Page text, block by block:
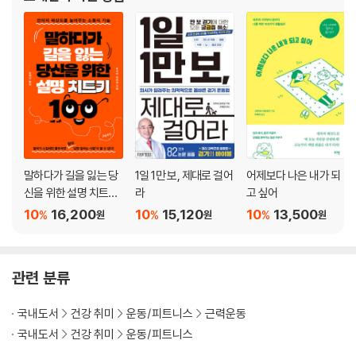
3대 트레이닝 - 데드리프트 편 2: 데드리프트의 효과를 극대화하는 리프
팅 자세
운동 후: 정리 운동은 아무런 의미가 없다?
3. 과학적으로 올바른 단백질 섭취 방법
왜 근육 트레이닝에는 단백질이 필요할까?
단백질은 근육 트레이닝 후 24시간 안에 섭취하자
가장 질 좋은 단백질은 고기, 달걀, 우유, 콩에 들어 있다
최적의 단백질 섭취량은 나이, 몸무게, 운동에 따라 다르다
단백질 보충제의 효과를 뒷받침하는 과학적 근거
단백질과 탄수화물의 조합은 의미가 없다?
무지방우유 대신 지방이 담긴 전유를 고르자
달걀은 노른자까지 통째로 먹어라
말하다가 길을 잃는 당
신을 위한 설명 치트키
100
16,200원
10%
1일 1만 보, 제대로 걸어
라
15,120원
10%
어제보다 나은 내가 되
고 싶어
13,500원
10%
관련 분류
국내도서 건강 취미 운동/피트니스
근력운동
국내도서
건강 취미
운동/피트니스